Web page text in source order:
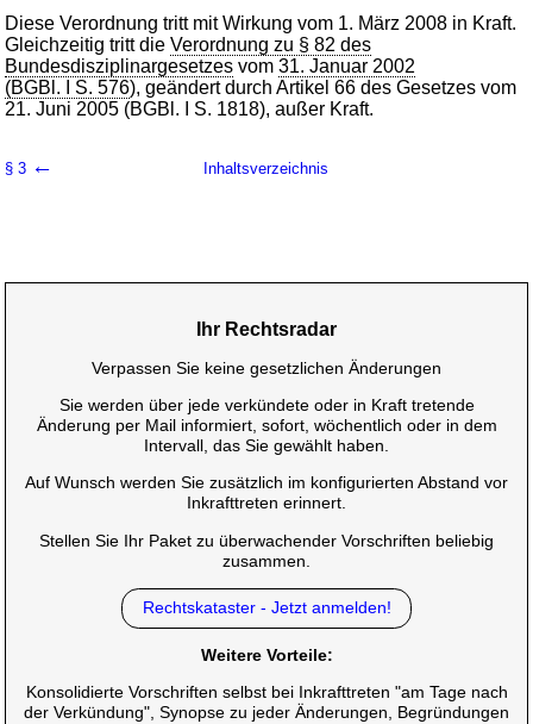
Diese Verordnung tritt mit Wirkung vom 1. März 2008 in Kraft.
Gleichzeitig tritt dieVerordnung zu § 82 des
Bundesdisziplinargesetzes vom31. Januar 2002
(BGBl. I S. 576), geändert durch Artikel 66 des Gesetzes vom
21. Juni 2005 (BGBl. I S. 1818), außer Kraft.
§ 3 ← Inhaltsverzeichnis
Ihr Rechtsradar
Verpassen Sie keine gesetzlichen Änderungen
Sie werden über jede verkündete oder in Kraft tretende
Änderung per Mail informiert, sofort, wöchentlich oder in dem
Intervall, das Sie gewählt haben.
Auf Wunsch werden Sie zusätzlich im konfigurierten Abstand vor
Inkrafttreten erinnert.
Stellen Sie Ihr Paket zu überwachender Vorschriften beliebig
zusammen.
Rechtskataster - Jetzt anmelden!
Weitere Vorteile:
Konsolidierte Vorschriften selbst bei Inkrafttreten "am Tage nach
der Verkündung", Synopse zu jeder Änderungen, Begründungen